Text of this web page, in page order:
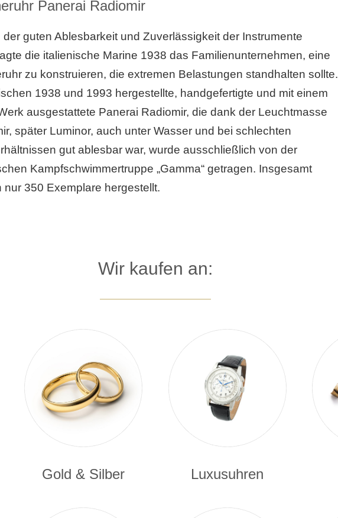
Panerai Radiomir
der guten Ablesbarkeit und Zuverlässigkeit der Instrumente
die italienische Marine 1938 das Familienunternehmen, eine
zu konstruieren, die extremen Belastungen standhalten sollte.
1938 und 1993 hergestellte, handgefertigte und mit einem
ausgestattete Panerai Radiomir, die dank der Leuchtmasse
später Luminor, auch unter Wasser und bei schlechten
gut ablesbar war, wurde ausschließlich von der
Kampfschwimmertruppe „Gamma“ getragen. Insgesamt
nur 350 Exemplare hergestellt.
Wir kaufen an:
Gold & Silber Luxusuhren